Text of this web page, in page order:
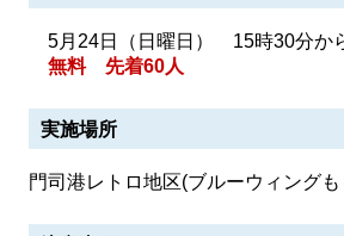
5月24日（日曜日） 15時30分か
無料 先着60人
実施場所
門司港レトロ地区(ブルーウィング